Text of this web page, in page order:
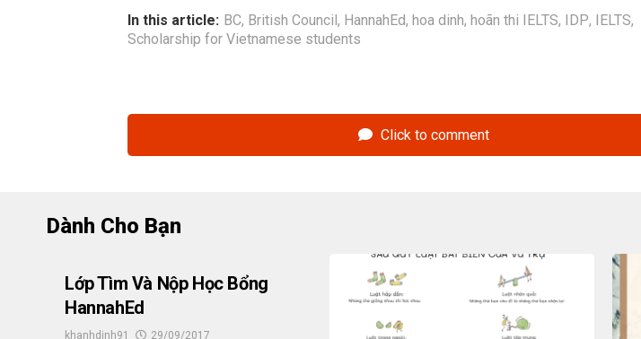
In this article: BC, British Council, HannahEd, hoa dinh, hoãn thi IELTS, IDP, IELTS,
Scholarship for Vietnamese students
Click to comment
Dành Cho Bạn
Lớp Tìm Và Nộp Học Bổng
HannahEd
khanhdinh91 29/09/2017